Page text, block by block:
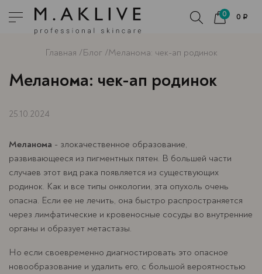
0 0 ₽
Главная Блог Меланома: чек-ап родинок
Меланома: чек-ап родинок
25.10.2024
Меланома - злокачественное образование,
развивающееся из пигментных пятен. В большей части
случаев этот вид рака появляется из существующих
родинок. Как и все типы онкологии, эта опухоль очень
опасна. Если ее не лечить, она быстро распространяется
через лимфатические и кровеносные сосуды во внутренние
органы и образует метастазы.
Но если своевременно диагностировать это опасное
новообразование и удалить его, с большой вероятностью